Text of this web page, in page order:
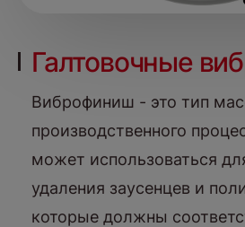
Галтовочные
Виброфиниш - это тип
производственного
может использоваться
удаления заусенцев и
которые должны